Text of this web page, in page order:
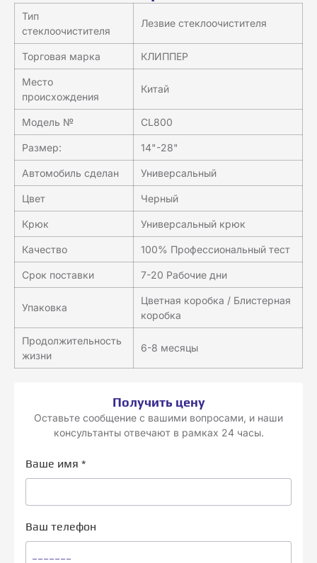
Тип
стеклоочистителя
Лезвие стеклоочистителя
Торговая марка КЛИППЕР
Место
происхождения
Китай
Модель № CL800
Размер: 14"-28"
Автомобиль сделан Универсальный
Цвет Черный
Крюк Универсальный крюк
Качество 100% Профессиональный тест
Срок поставки 7-20 Рабочие дни
Упаковка
Цветная коробка / Блистерная
коробка
Продолжительность
жизни
6-8 месяцы
Получить цену
Оставьте сообщение с вашими вопросами, и наши
консультанты отвечают в рамках 24 часы.
Ваше имя *
Ваш телефон